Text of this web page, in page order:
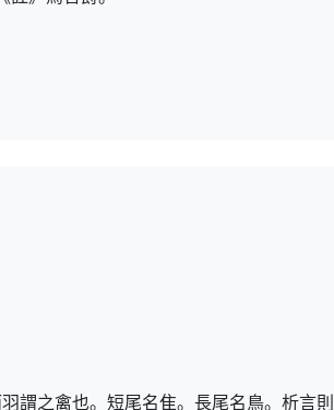
謂之禽也。短尾名隹。長尾名鳥。析言則